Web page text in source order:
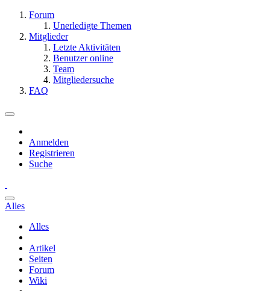
Forum
Unerledigte Themen
Mitglieder
Letzte Aktivitäten
Benutzer online
Team
Mitgliedersuche
FAQ
Anmelden
Registrieren
Suche
Alles
Alles
Artikel
Seiten
Forum
Wiki